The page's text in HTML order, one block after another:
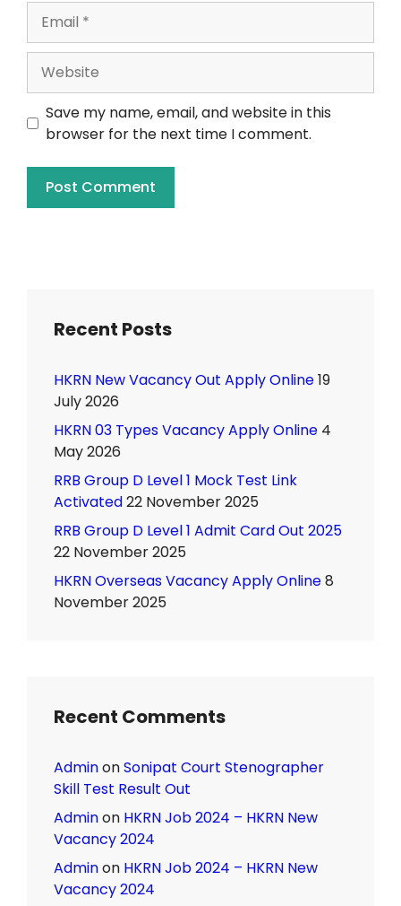
Save my name, email, and website in this
browser for the next time I comment.
Recent Posts
HKRN New Vacancy Out Apply Online19
July 2026
HKRN 03 Types Vacancy Apply Online 4
May 2026
RRB Group D Level 1 Mock Test Link
Activated22 November 2025
RRB Group D Level 1 Admit Card Out 2025
22 November 2025
HKRN Overseas Vacancy Apply Online8
November 2025
Recent Comments
AdminonSonipat Court Stenographer
Skill Test Result Out
Adminon HKRN Job 2024 – HKRN New
Vacancy 2024
Adminon HKRN Job 2024 – HKRN New
Vacancy 2024